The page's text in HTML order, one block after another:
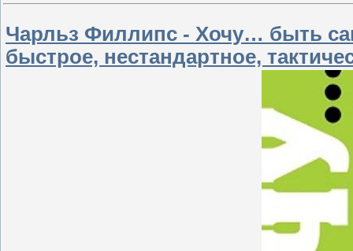
Чарльз Филлипс - Хочу… быть
быстрое, нестандартное,